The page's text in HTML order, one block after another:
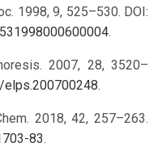
1998, 9, 525–530. DOI:
.
2007, 28, 3520–
.
2018, 42, 257–263.
83.